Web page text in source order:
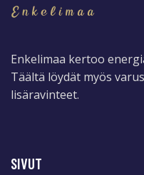
Enkelimaa kertoo
Täältä löydät myös
lisäravinteet.
SIVUT